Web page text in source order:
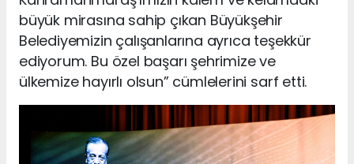
büyük mirasına sahip çıkan Büyükşehir
Belediyemizin çalışanlarına ayrıca teşekkür
ediyorum. Bu özel başarı şehrimize ve
ülkemize hayırlı olsun” cümlelerini sarf etti.